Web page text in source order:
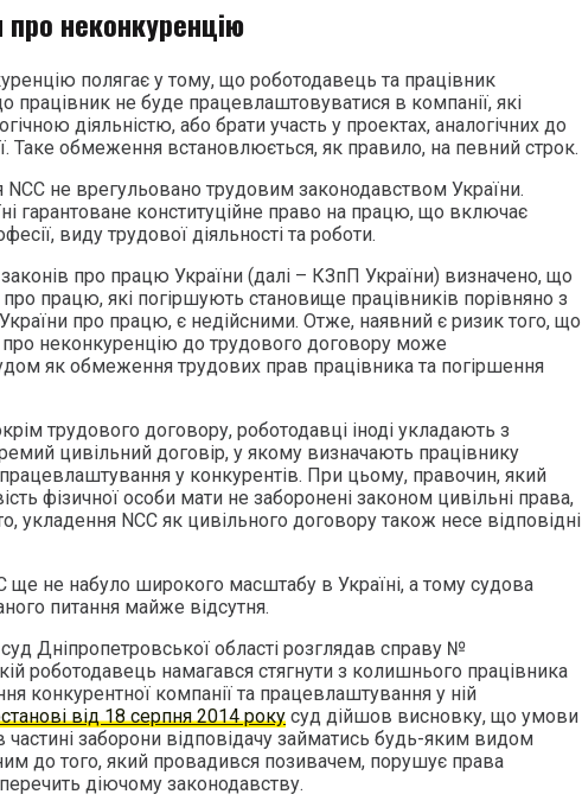
про неконкуренцію
полягає у тому, що роботодавець та працівник
працівник не буде працевлаштовуватися в компанії, які
діяльністю, або брати участь у проектах, аналогічних до
Таке обмеження встановлюється, як правило, на певний строк.
не врегульовано трудовим законодавством України.
гарантоване конституційне право на працю, що включає
виду трудової діяльності та роботи.
про працю України (далі – КЗпП України) визначено, що
працю, які погіршують становище працівників порівняно з
про працю, є недійсними. Отже, наявний є ризик того, що
неконкуренцію до трудового договору може
як обмеження трудових прав працівника та погіршення
трудового договору, роботодавці іноді укладають з
цивільний договір, у якому визначають працівнику
у конкурентів. При цьому, правочин, який
фізичної особи мати не заборонені законом цивільні права,
укладення NCC як цивільного договору також несе відповідні
ще не набуло широкого масштабу в Україні, а тому судова
питання майже відсутня.
Дніпропетровської області розглядав справу №
роботодавець намагався стягнути з колишнього працівника
конкурентної компанії та працевлаштування у ній
від 18 серпня 2014 року суд дійшов висновку, що умови
заборони відповідачу займатись будь-яким видом
до того, який провадився позивачем, порушує права
діючому законодавству.